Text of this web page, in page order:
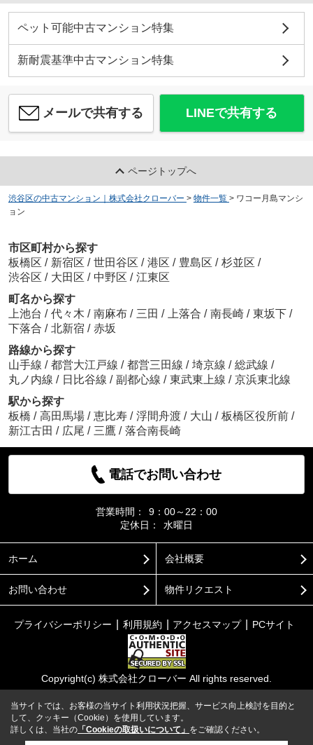
ペット可能中古マンション特集
新耐震基準中古マンション特集
メールで共有する LINEで共有する
ページトップへ
渋谷区の中古マンション｜株式会社クローバー > 物件一覧 > ワコー月島マンシ
ョン
市区町村から探す
板橋区 / 新宿区 / 世田谷区 / 港区 / 豊島区 / 杉並区 /
渋谷区 / 大田区 / 中野区 / 江東区
町名から探す
上池台 / 代々木 / 南麻布 / 三田 / 上落合 / 南長崎 / 東坂下 /
下落合 / 北新宿 / 赤坂
路線から探す
山手線 / 都営大江戸線 / 都営三田線 / 埼京線 / 総武線 /
丸ノ内線 / 日比谷線 / 副都心線 / 東武東上線 / 京浜東北線
駅から探す
板橋 / 高田馬場 / 恵比寿 / 浮間舟渡 / 大山 / 板橋区役所前 /
新江古田 / 広尾 / 三鷹 / 落合南長崎
電話でお問い合わせ
営業時間：
9：00～22：00
定休日：
水曜日
ホーム 会社概要
お問い合わせ 物件リクエスト
プライバシーポリシー 利用規約 アクセスマップ PCサイト
Copyright(c) 株式会社クローバー All rights reserved.
当サイトでは、お客様の当サイト利用状況把握、サービス向上検討を目的と
して、クッキー（Cookie）を使用しています。
詳しくは、当社の 「Cookieの取扱いについて」 をご確認ください。